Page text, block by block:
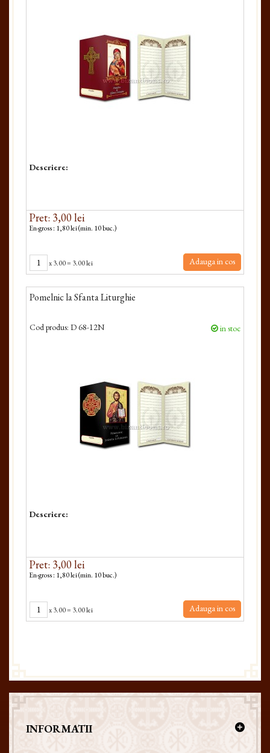
Descriere:
Pret: 3,00 lei
En-gross : 1,80 lei (min. 10 buc.)
x3.00= 3.00 lei Adauga in cos
Pomelnic la Sfanta Liturghie
Cod produs: D 68-12N in stoc
Descriere:
Pret: 3,00 lei
En-gross : 1,80 lei (min. 10 buc.)
x3.00= 3.00 lei Adauga in cos
INFORMATII